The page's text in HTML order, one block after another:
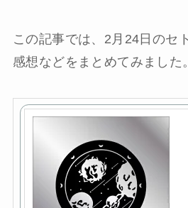
この記事では、2月24日のセ
感想などをまとめてみました。